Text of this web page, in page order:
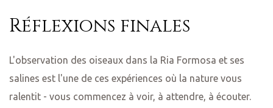
Réflexions finales
L'observation des oiseaux dans la Ria Formosa et ses
salines est l'une de ces expériences où la nature vous
ralentit - vous commencez à voir, à attendre, à écouter.